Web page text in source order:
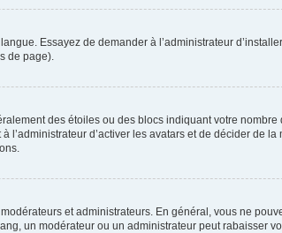
Essayez de demander à l’administrateur
de page).
des étoiles ou des blocs indiquant votre nombre
d’activer les avatars et de décider de la
et administrateurs. En général, vous ne
un modérateur ou un administrateur peut rabaisser